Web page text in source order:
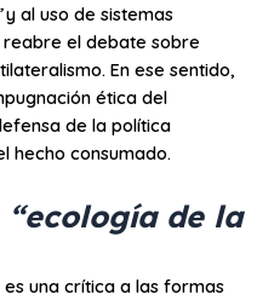
y al uso de sistemas
el debate sobre
En ese sentido,
ética del
de la política
hecho consumado.
“ecología de la
una crítica a las formas